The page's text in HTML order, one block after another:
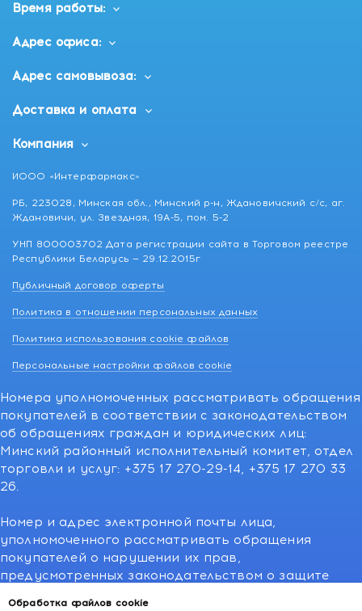
Обработка файлов cookie
Время работы:
Адрес офиса:
Адрес самовывоза:
Доставка и оплата
Компания
ИООО «Интерфармакс»
РБ, 223028, Минская обл., Минский р-н, Ждановичский с/с, аг.
Ждановичи, ул. Звездная, 19А-5, пом. 5-2
УНП 800003702 Дата регистрации сайта в Торговом реестре
Республики Беларусь — 29.12.2015г
Публичный договор оферты
Политика в отношении персональных данных
Политика использования cookie файлов
Персональные настройки файлов cookie
Номера уполномоченных рассматривать обращения
покупателей в соответствии с законодательством
об обращениях граждан и юридических лиц:
Минский районный исполнительный комитет, отдел
торговли и услуг: +375 17 270-29-14, +375 17 270 33
26.
Номер и адрес электронной почты лица,
уполномоченного рассматривать обращения
покупателей о нарушении их прав,
предусмотренных законодательством о защите